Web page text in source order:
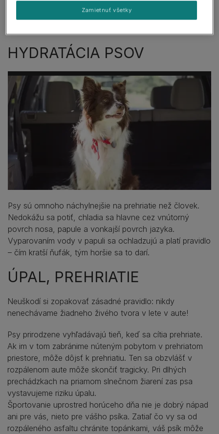
Príznaky prehriatia organizmu sú:
HYDRATÁCIA PSOV
Psy sú omnoho náchylnejšie na prehriatie než človek.
Nedokážu sa potiť, chladia sa hlavne cez vnútorný
povrch nosa, papule a vonkajší povrch jazyka.
Vyparovaním vody v papuli sa ochladzujú a platí pravidlo
– čím kratší ňufák, tým horšie sa to darí.
ÚPAL, PREHRIATIE
Neuškodí si zopakovať zásadné pravidlo: nikdy
nenechávame žiadneho živého tvora v lete v aute!
Psy prirodzene vyhľadávajú tieň, keď sa cítia prehriate.
Ak im v tom zabránime núteným pobytom v prehriatom
priestore, môže dôjsť k prehriatiu. Ten sa obzvlášť v
rozpálenom aute môže skončiť tragicky. Pri dlhých
prechádzkach na priamom slnečnom žiarení zas psa
vystavujeme riziku úpalu.
Športovanie uprostred horúceho dňa nie je dobrý nápad
ani pre vás, nieto pre vášho psíka. Zatiaľ čo vy sa od
rozpáleného asfaltu chránite topánkami, váš psík môže
Zamietnuť všetky